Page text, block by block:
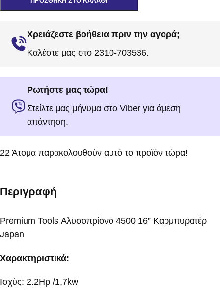
Χρειάζεστε βοήθεια πριν την αγορά;
Καλέστε μας στο 2310-703536.
Ρωτήστε μας τώρα!
Στείλτε μας μήνυμα στο Viber για άμεση
απάντηση.
22 Άτομα παρακολουθούν αυτό το προϊόν τώρα!
Περιγραφή
Premium Tools Αλυσοπρίονο 4500 16” Καρμπυρατέρ
Japan
Χαρακτηριστικά:
Ισχύς: 2.2Hp /1,7kw